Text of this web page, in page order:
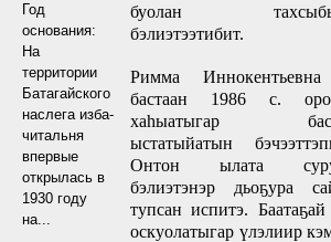
Год
основания:
На
территории
Батагайского
наслега изба-
читальня
впервые
открылась в
1930 году
на...
буолан
бэлиэтээтибит.
Римма
бастаан 1986 с.
хаһыатыгар
ыстатыйатын
Онтон ылата
бэлиэтэнэр дьоҕура
тупсан испитэ. Баатаҕай
оскуолатыгар үлэлиир